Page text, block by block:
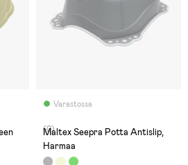
Varastossa
(0)
Maltex Seepra Potta Antislip,
Harmaa